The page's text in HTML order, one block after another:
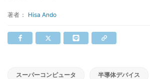
著者： Hisa Ando
スーパーコンピュータ 半導体デバイス